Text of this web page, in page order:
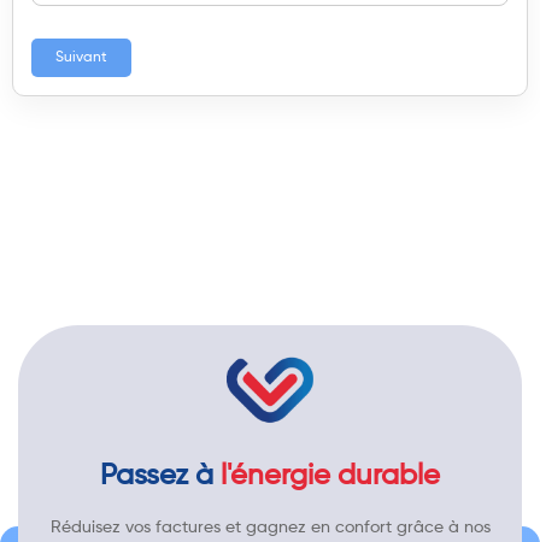
Suivant
Passez à l'énergie durable
Réduisez vos factures et gagnez en confort grâce à nos